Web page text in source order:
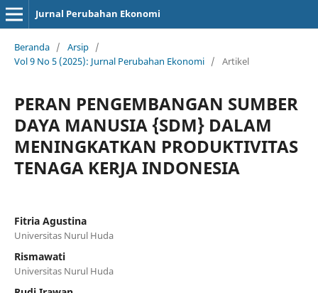
Jurnal Perubahan Ekonomi
Beranda / Arsip /
Vol 9 No 5 (2025): Jurnal Perubahan Ekonomi / Artikel
PERAN PENGEMBANGAN SUMBER
DAYA MANUSIA {SDM} DALAM
MENINGKATKAN PRODUKTIVITAS
TENAGA KERJA INDONESIA
Fitria Agustina
Universitas Nurul Huda
Rismawati
Universitas Nurul Huda